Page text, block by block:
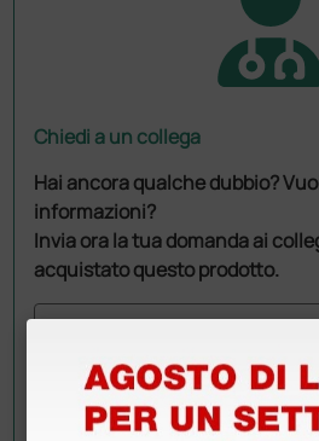
Chiedi a un collega
Hai ancora qualche dubbio?
informazioni?
Invia ora la tua domanda ai
acquistato questo prodotto.